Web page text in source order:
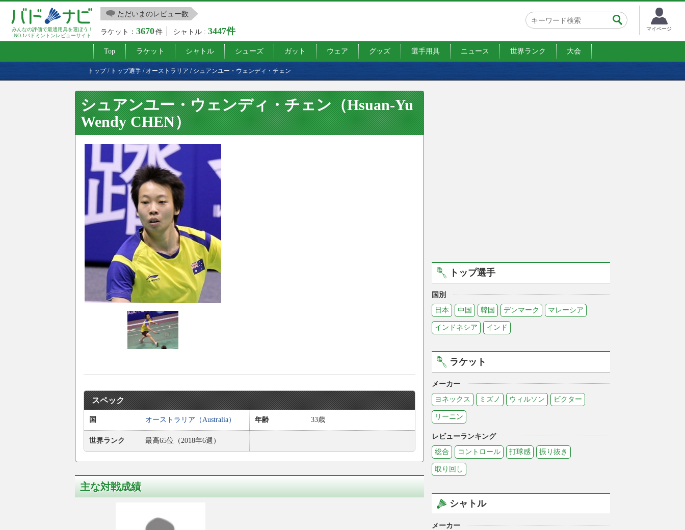
みんなの評価で最適用具を選ぼう！
NO.1バドミントンレビューサイト
ただいまのレビュー数
ラケット：3670件 シャトル :3447件 マイページ
Top ラケット シャトル シューズ ガット ウェア グッズ 選手用具 ニュース 世界ランク 大会
トップ/ トップ選手 / オーストラリア / シュアンユー・ウェンディ・チェン
シュアンユー・ウェンディ・チェン（Hsuan-Yu
Wendy CHEN）
スペック
国 オーストラリア（Australia） 年齢 33歳
世界ランク 最高65位（2018年6週）
主な対戦成績
トップ選手
国別
日本
中国 韓国 デンマーク マレーシア
インドネシア インド
ラケット
メーカー
ヨネックス
ミズノ ウィルソン ビクター
リーニン
レビューランキング
総合
コントロール 打球感 振り抜き
取り回し
シャトル
メーカー